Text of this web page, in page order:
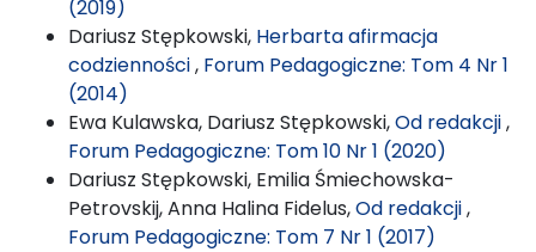
(2019)
Dariusz Stępkowski, Herbarta afirmacja
codzienności, Forum Pedagogiczne: Tom 4 Nr 1
(2014)
Ewa Kulawska, Dariusz Stępkowski,Od redakcji,
Forum Pedagogiczne: Tom 10 Nr 1 (2020)
Dariusz Stępkowski, Emilia Śmiechowska-
Petrovskij, Anna Halina Fidelus,Od redakcji,
Forum Pedagogiczne: Tom 7 Nr 1 (2017)